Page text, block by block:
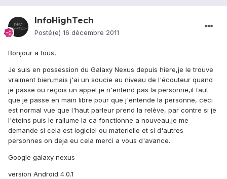
InfoHighTech
Posté(e) 16 décembre 2011
Bonjour a tous,
Je suis en possession du Galaxy Nexus depuis hiere,je le trouve
vraiment bien,mais j'ai un soucie au niveau de l'écouteur quand
je passe ou reçois un appel je n'entend pas la personne,il faut
que je passe en main libre pour que j'entende la personne, ceci
est normal vue que l'haut parleur prend la relève, par contre si je
l'éteins puis le rallume la ca fonctionne a nouveau,je me
demande si cela est logiciel ou materielle et si d'autres
personnes on deja eu cela merci a vous d'avance.
Google galaxy nexus
version Android 4.0.1